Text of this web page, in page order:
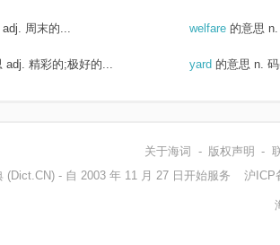
adj. 周末的... welfare 的意思
adj. 精彩的;极好的... yard 的意思 n.
关于海词 - 版权声明 -
(Dict.CN) - 自 2003 年 11 月 27 日开始服务 沪ICP